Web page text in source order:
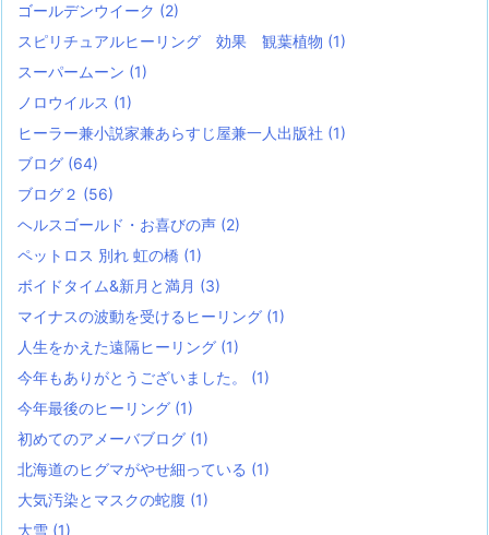
ゴールデンウイーク (2)
スピリチュアルヒーリング 効果 観葉植物 (1)
スーパームーン (1)
ノロウイルス (1)
ヒーラー兼小説家兼あらすじ屋兼一人出版社 (1)
ブログ (64)
ブログ２ (56)
ヘルスゴールド・お喜びの声 (2)
ペットロス 別れ 虹の橋 (1)
ボイドタイム&新月と満月 (3)
マイナスの波動を受けるヒーリング (1)
人生をかえた遠隔ヒーリング (1)
今年もありがとうございました。 (1)
今年最後のヒーリング (1)
初めてのアメーバブログ (1)
北海道のヒグマがやせ細っている (1)
大気汚染とマスクの蛇腹 (1)
大雪 (1)